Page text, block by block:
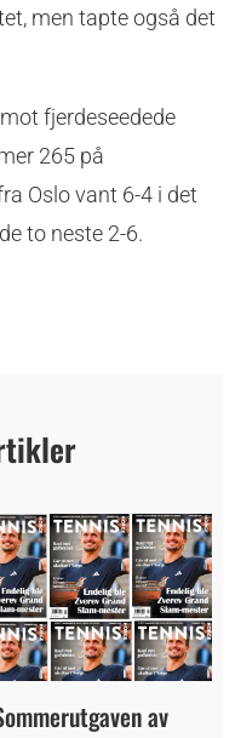
men tapte også det
fjerdeseedede
265 på
Oslo vant 6-4 i det
to neste 2-6.
av